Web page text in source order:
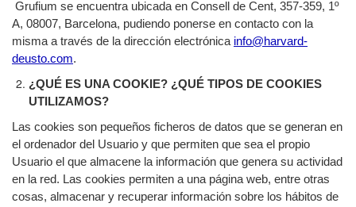
Grufium se encuentra ubicada en Consell de Cent, 357-359, 1º
A, 08007, Barcelona, pudiendo ponerse en contacto con la
misma a través de la dirección electrónica info@harvard-
deusto.com.
¿QUÉ ES UNA COOKIE? ¿QUÉ TIPOS DE COOKIES
UTILIZAMOS?
Las cookies son pequeños ficheros de datos que se generan en
el ordenador del Usuario y que permiten que sea el propio
Usuario el que almacene la información que genera su actividad
en la red. Las cookies permiten a una página web, entre otras
cosas, almacenar y recuperar información sobre los hábitos de